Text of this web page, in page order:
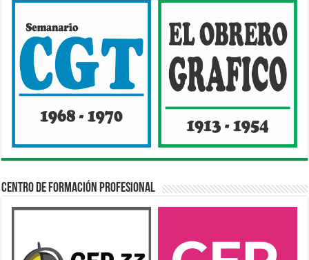
Centro de Formación Profesional